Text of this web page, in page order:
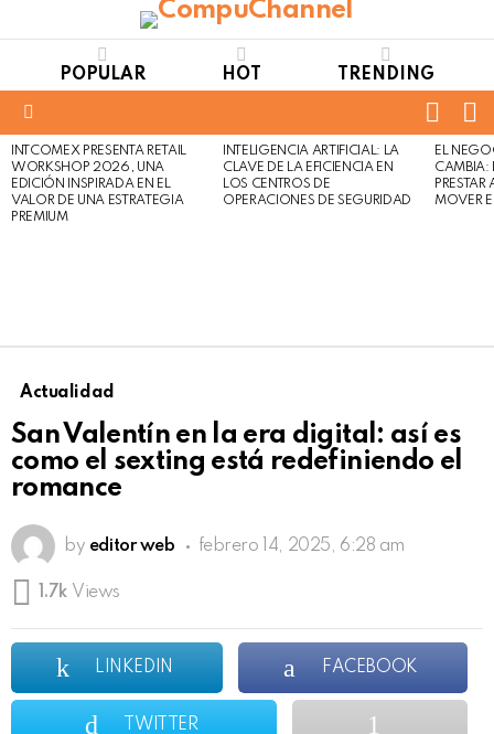
POPULAR HOT TRENDING
LATEST
STORIES
INTCOMEX PRESENTA RETAIL
WORKSHOP 2026, UNA
EDICIÓN INSPIRADA EN EL
VALOR DE UNA ESTRATEGIA
PREMIUM
INTELIGENCIA ARTIFICIAL: LA
CLAVE DE LA EFICIENCIA EN
LOS CENTROS DE
OPERACIONES DE SEGURIDAD
EL
CAMBIA:
MOVER
Actualidad
San Valentín en la era digital: así es
como el sexting está redefiniendo el
romance
by editor web febrero 14, 2025, 6:28 am
1.7k Views
LINKEDIN FACEBOOK
TWITTER